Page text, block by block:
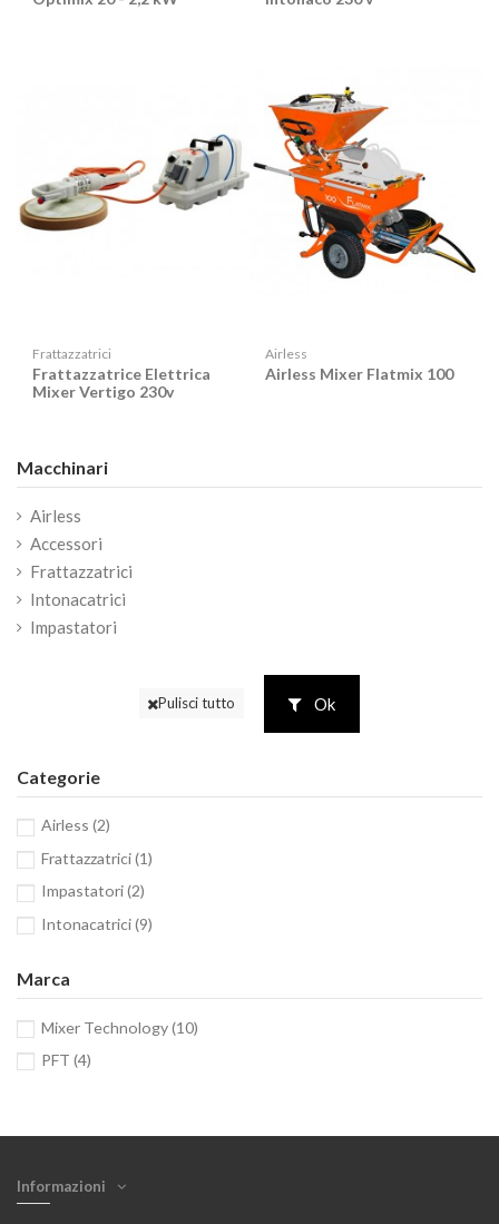
Frattazzatrici
Frattazzatrice Elettrica
Mixer Vertigo 230v
Airless
Airless Mixer Flatmix 100
Macchinari
Airless
Accessori
Frattazzatrici
Intonacatrici
Impastatori
Pulisci tutto Ok
Categorie
Airless (2)
Frattazzatrici(1)
Impastatori(2)
Intonacatrici(9)
Marca
Mixer Technology(10)
PFT (4)
Informazioni